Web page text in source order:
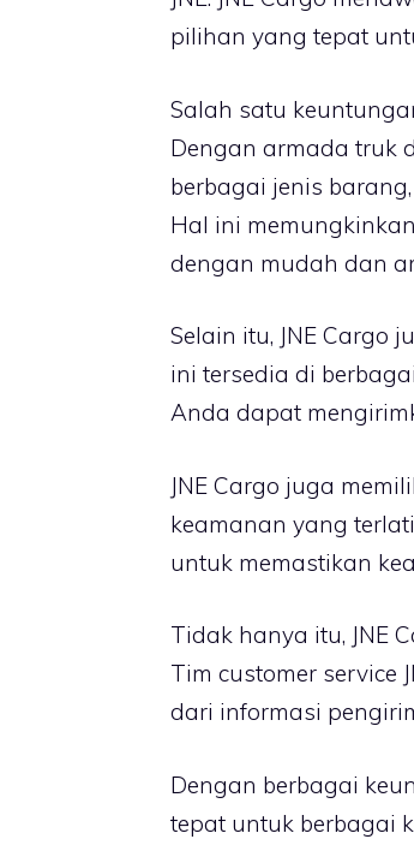
pilihan yang tepat
Salah satu
Dengan armada truk
berbagai jenis
Hal ini
dengan mudah dan
Selain itu, JNE Cargo
ini tersedia di
Anda dapat
JNE Cargo juga
keamanan yang
untuk memastikan
Tidak hanya itu, JNE
Tim customer service
dari informasi
Dengan berbagai
tepat untuk berbagai